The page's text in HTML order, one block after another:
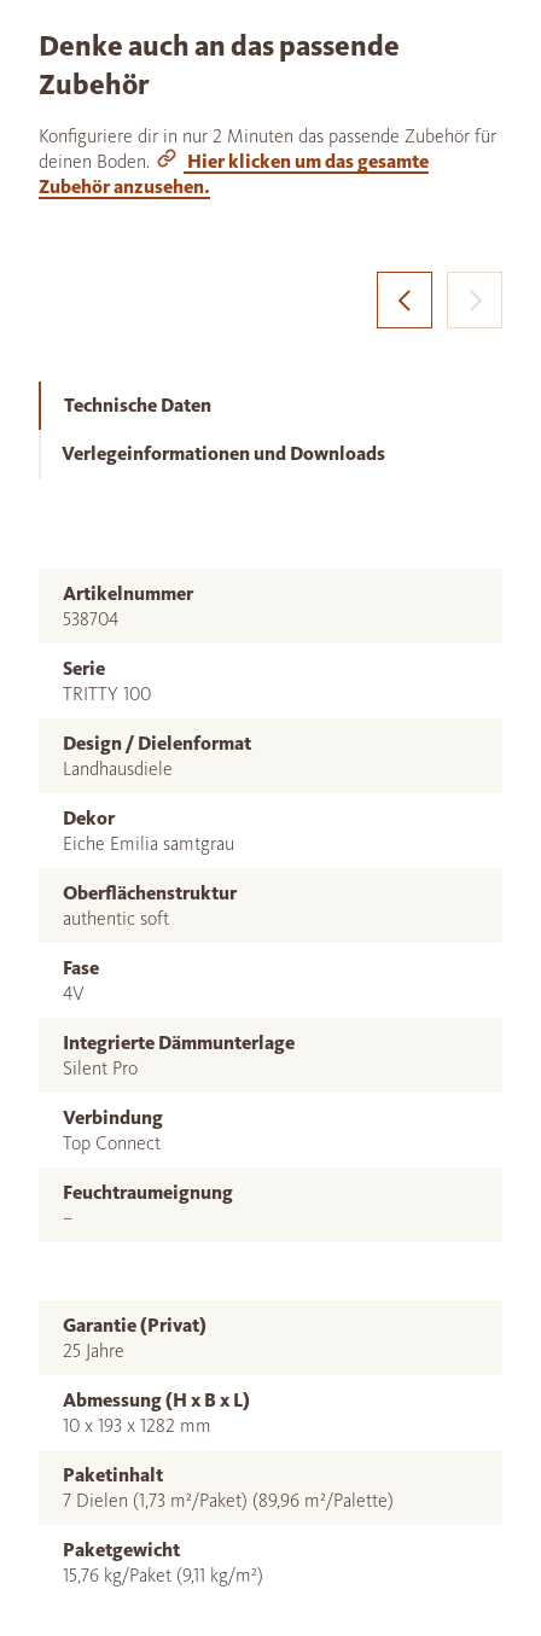
Denke auch an das passende
Zubehör
Konfiguriere dir in nur 2 Minuten das passende Zubehör für
deinen Boden.
Hier klicken um das gesamte
Zubehör anzusehen.
Technische Daten
Verlegeinformationen und Downloads
Artikelnummer
538704
Serie
TRITTY 100
Design / Dielenformat
Landhausdiele
Dekor
Eiche Emilia samtgrau
Oberflächenstruktur
authentic soft
Fase
4V
Integrierte Dämmunterlage
Silent Pro
Verbindung
Top Connect
Feuchtraumeignung
–
Garantie (Privat)
25 Jahre
Abmessung (H x B x L)
10 x 193 x 1282 mm
Paketinhalt
7 Dielen (1,73 m²/Paket) (89,96 m²/Palette)
Paketgewicht
15,76 kg/Paket (9,11 kg/m²)